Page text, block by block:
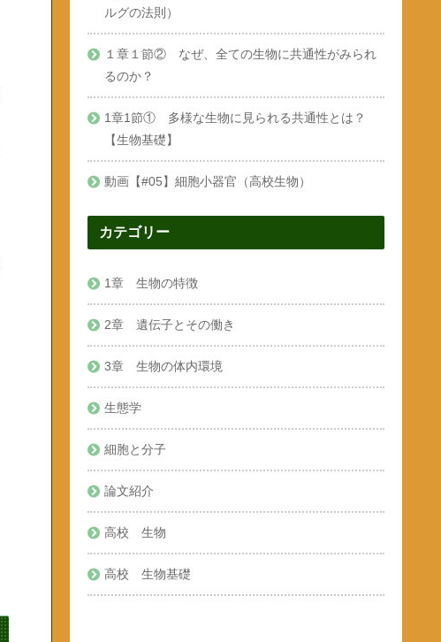
ルグの法則）
１章１節② なぜ、全ての生物に共通性がみられ
るのか？
1章1節① 多様な生物に見られる共通性とは？
【生物基礎】
動画【#05】細胞小器官（高校生物）
カテゴリー
1章 生物の特徴
2章 遺伝子とその働き
3章 生物の体内環境
生態学
細胞と分子
論文紹介
高校 生物
高校 生物基礎